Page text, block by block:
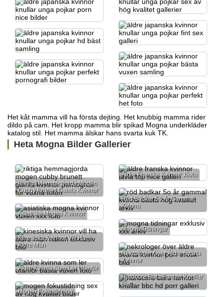
Het kåt mamma vill ha första dejting. Het knubbig mamma rider
dildo på cam. Het kropp mamma blir spikad Mogna underkläder
katalog stil. Het mamma älskar hans svarta kuk TK.
Heta Mogna Bilder Gallerier
Riktiga Hemmagjorda Mogen
Cubby Brunett Gamla Kvinnor
Äldre Franska Kvinnor Jävla
Röd Badkar 5o År Gammal
Kvinna
Asiatiska Mogna Kvinnor
Mogna Tidningar
Kinesiska Kvinnor Vill Ha
Äldre Män
Nekrologer Över Äldre Svarta
Kvinnor
Äldre Kvinna Som Ler Utanför
Hardcore Bara Farmor Knullar
Bbc
Mogen Fokustidning